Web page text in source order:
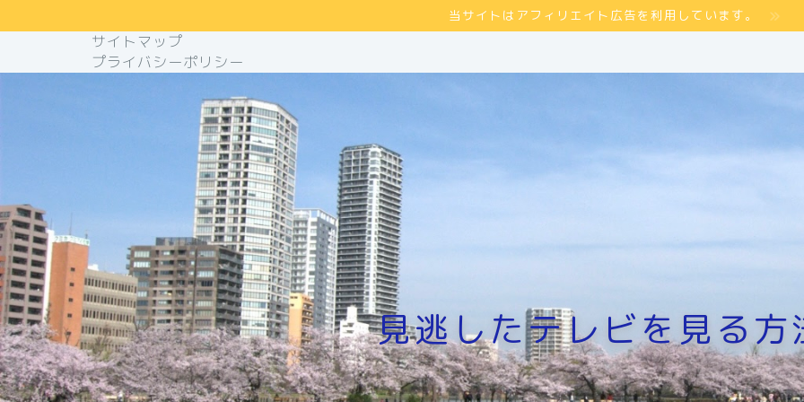
当サイトはアフィリエイト広告を利用しています。
サイトマップ
プライバシーポリシー
見逃したテレビを見る方